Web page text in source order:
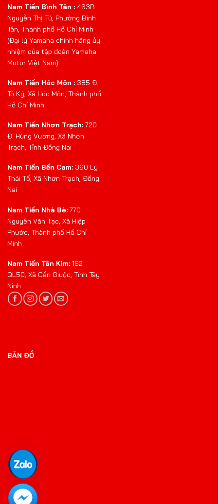
Nam Tiến Bình Tân : 463B
Nguyễn Thị Tú, Phường Bình
Tân, Thành phố Hồ Chí Minh
(Đại lý Yamaha chính hãng ủy
nhiệm của tập đoàn Yamaha
Motor Việt Nam)
Nam Tiến Hóc Môn : 385 Đ.
Tô Ký, Xã Hóc Môn, Thành phố
Hồ Chí Minh
Nam Tiến Nhơn Trạch: 720
Đ. Hùng Vương, Xã Nhơn
Trạch, Tỉnh Đồng Nai
Nam Tiến Bến Cam: 360 Lý
Thái Tổ, Xã Nhơn Trạch, Đồng
Nai
Nam Tiến Nhà Bè: 770
Nguyễn Văn Tạo, Xã Hiệp
Phước, Thành phố Hồ Chí
Minh
Nam Tiến Tân Kim: 192
QL50, Xã Cần Giuộc, Tỉnh Tây
Ninh
BẢN ĐỒ